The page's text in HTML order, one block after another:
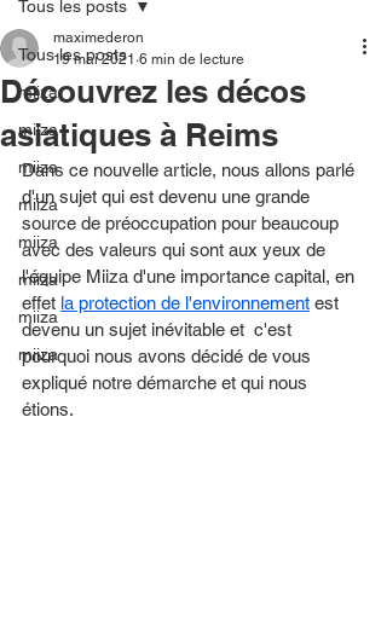
Tous les posts
miiza
miiza
miiza
miiza
miiza
miiza
miiza
miiza
Tous les posts
Découvrez les décos
asiatiques à Reims
maximederon
19 mai 2021 6 min de lecture
Dans ce nouvelle article, nous allons parlé
d'un sujet qui est devenu une grande
source de préoccupation pour beaucoup
avec des valeurs qui sont aux yeux de
l'équipe Miiza d'une importance capital, en
effet la protection de l'environnement est
devenu un sujet inévitable et  c'est
pourquoi nous avons décidé de vous
expliqué notre démarche et qui nous
étions.